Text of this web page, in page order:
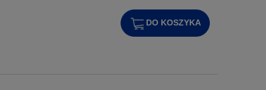
DO KOSZYKA